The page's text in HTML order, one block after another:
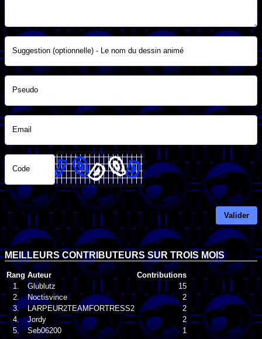
Suggestion (optionnelle) - Le nom du dessin animé
Pseudo
Email
Code
Valider
MEILLEURS CONTRIBUTEURS SUR TROIS MOIS
Rang Auteur
Contributions
1.
Glublutz
15
2.
Noctisvince
2
3.
LARPEUR2TEAMFORTRESS2
2
4.
Jordy
2
5.
Seb06200 1